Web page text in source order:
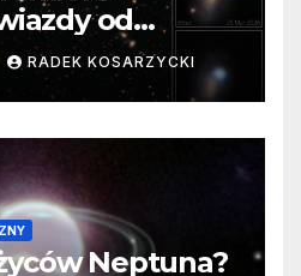
od
Niezwykle
RADEK KOSARZYCKI
Neptuna?